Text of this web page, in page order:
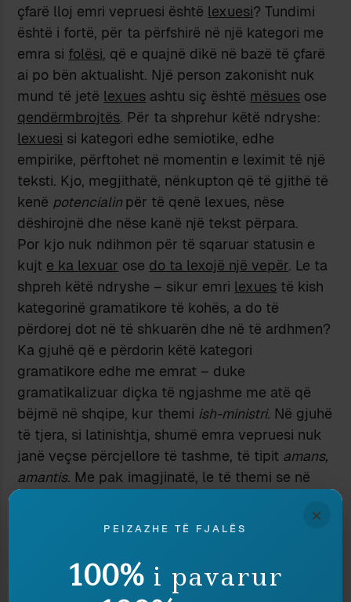
çfarë lloj emri vepruesi është lexuesi? Tundimi
është i fortë, për ta përfshirë në një kategori me
emra si folësi, që e quajnë dikë në bazë të çfarë
ai po bën aktualisht. Një person zakonisht nuk
mund të jetë lexues ashtu siç është mësues ose
qendërmbrojtës. Për ta shprehur këtë ndryshe:
lexuesi si kategori edhe semiotike, edhe
empirike, përftohet në momentin e leximit të një
teksti. Kjo, megjithatë, nënkupton që të gjithë të
kenë potencialin për të qenë lexues, nëse
dëshirojnë dhe nëse kanë një tekst përpara.
Por kjo nuk ndihmon për të sqaruar statusin e
kujt e ka lexuar ose do ta lexojë një vepër. Le ta
shpreh këtë ndryshe – sikur emri lexues të kish
kategorinë gramatikore të kohës, a do të
përdorej dot në të shkuarën dhe në të ardhmen?
Ka gjuhë që e përdorin këtë kategori
gramatikore edhe me emrat – duke
gramatikalizuar diçka të ngjashme me atë që
bëjmë në shqipe, kur themi ish-ministri. Në gjuhë
të tjera, si latinishtja, shumë emra vepruesi nuk
janë veçse përcjellore të tashme, të tipit amans,
amantis. Me pak imagjinatë, le të themi se në
lexuesit
është në të
që pati në Francë para gati gjysmë shekulli ai
roman i përkthyer.
×
PEIZAZHE TË FJALËS
100% i pavarur